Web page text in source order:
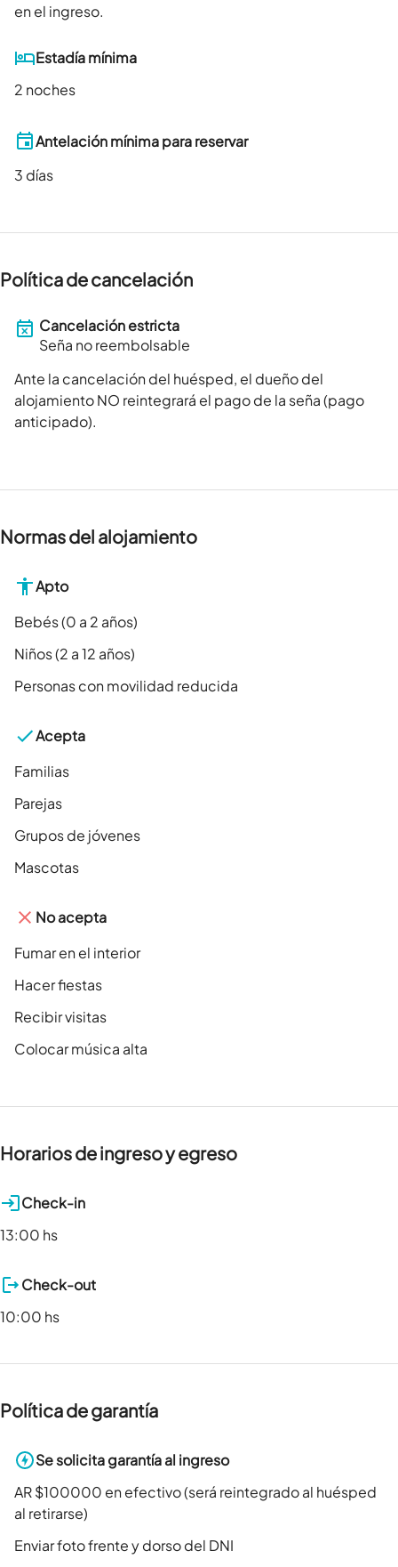
en el ingreso.
Estadía mínima
2 noches
Antelación mínima para reservar
3 días
Política de cancelación
Cancelación estricta
Seña no reembolsable
Ante la cancelación del huésped, el dueño del
alojamiento NO reintegrará el pago de la seña (pago
anticipado).
Normas del alojamiento
Apto
Bebés (0 a 2 años)
Niños (2 a 12 años)
Personas con movilidad reducida
Acepta
Familias
Parejas
Grupos de jóvenes
Mascotas
No acepta
Fumar en el interior
Hacer fiestas
Recibir visitas
Colocar música alta
Horarios de ingreso y egreso
Check-in
13:00 hs
Check-out
10:00 hs
Política de garantía
Se solicita garantía al ingreso
AR $100000 en efectivo (será reintegrado al huésped
al retirarse)
Enviar foto frente y dorso del DNI